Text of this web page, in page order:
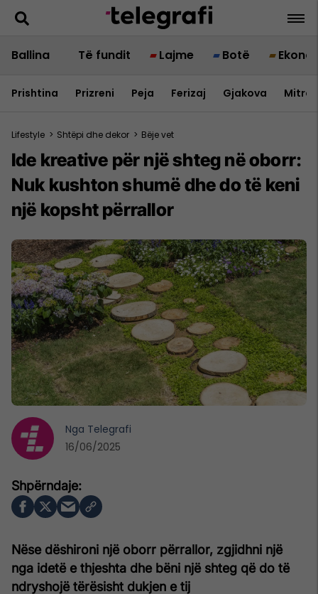
Ballina Të fundit Lajme Botë
Prishtina Prizreni Peja Ferizaj Gjakova
Lifestyle > Shtëpi dhe dekor > Bëje vet
Ide kreative për një shteg në oborr:
Nuk kushton shumë dhe do të keni
një kopsht përrallor
Nëse dëshironi një oborr përrallor, zgjidhni një
nga idetë e thjeshta dhe bëni një shteg që do të
ndryshojë tërësisht dukjen e tij
Nga Telegrafi
16/06/2025